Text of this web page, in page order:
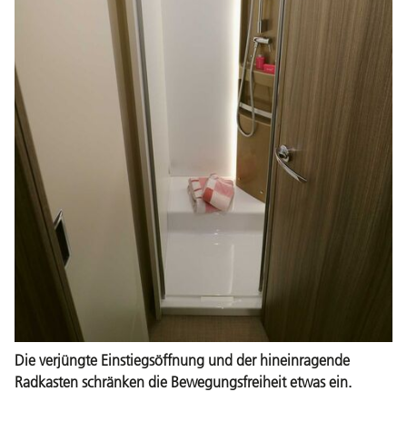
Die verjüngte Einstiegsöffnung und der hineinragende
Radkasten schränken die Bewegungsfreiheit etwas ein.